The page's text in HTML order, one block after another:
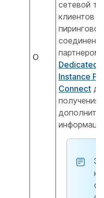
О
сетевой
клиентов
пиринговое
Dedicated
Instance
Connect
получения
не